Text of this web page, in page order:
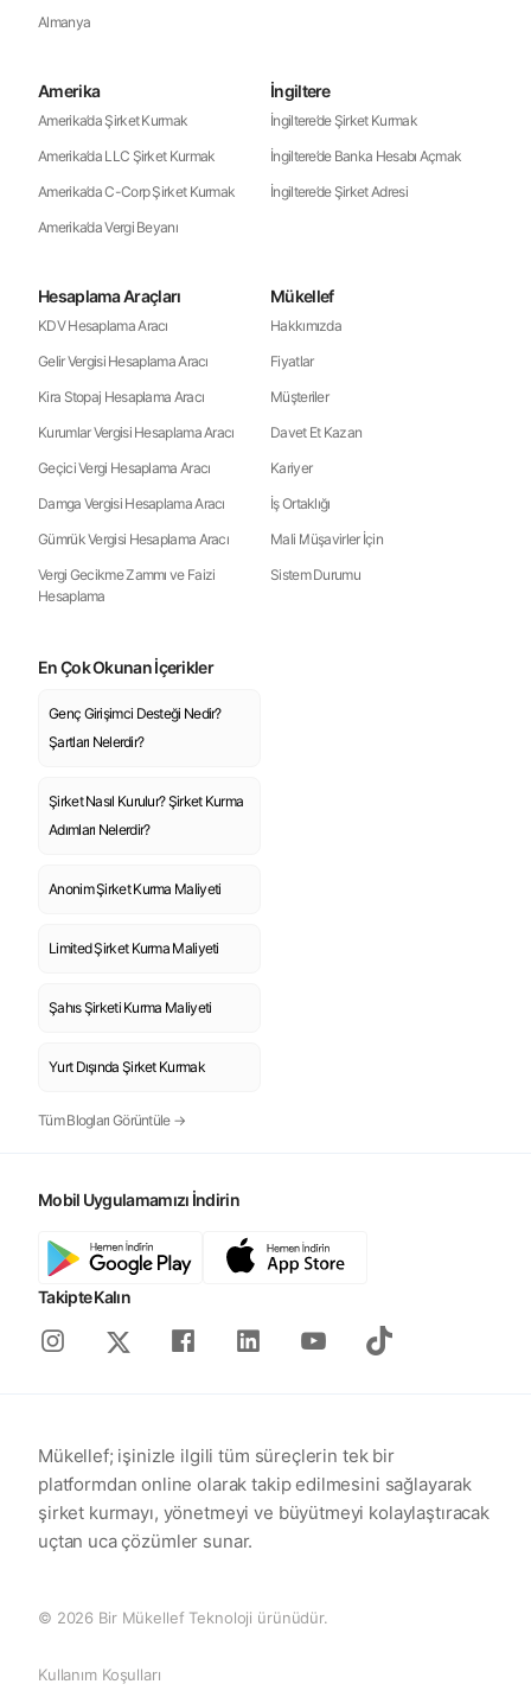
Almanya
Amerika
Amerika’da Şirket Kurmak
Amerika’da LLC Şirket Kurmak
Amerika’da C-Corp Şirket Kurmak
Amerika’da Vergi Beyanı
İngiltere
İngiltere’de Şirket Kurmak
İngiltere’de Banka Hesabı Açmak
İngiltere’de Şirket Adresi
Hesaplama Araçları
KDV Hesaplama Aracı
Gelir Vergisi Hesaplama Aracı
Kira Stopaj Hesaplama Aracı
Kurumlar Vergisi Hesaplama Aracı
Geçici Vergi Hesaplama Aracı
Damga Vergisi Hesaplama Aracı
Gümrük Vergisi Hesaplama Aracı
Vergi Gecikme Zammı ve Faizi
Hesaplama
Mükellef
Hakkımızda
Fiyatlar
Müşteriler
Davet Et Kazan
Kariyer
İş Ortaklığı
Mali Müşavirler İçin
Sistem Durumu
En Çok Okunan İçerikler
Genç Girişimci Desteği Nedir?
Şartları Nelerdir?
Şirket Nasıl Kurulur? Şirket Kurma
Adımları Nelerdir?
Anonim Şirket Kurma Maliyeti
Limited Şirket Kurma Maliyeti
Şahıs Şirketi Kurma Maliyeti
Yurt Dışında Şirket Kurmak
Tüm Blogları Görüntüle →
Mobil Uygulamamızı İndirin
Takipte Kalın
Instagram
X FacebookLinkedinYoutubeTiktok
Mükellef; işinizle ilgili tüm süreçlerin tek bir
platformdan online olarak takip edilmesini sağlayarak
şirket kurmayı, yönetmeyi ve büyütmeyi kolaylaştıracak
uçtan uca çözümler sunar.
© 2026 Bir Mükellef Teknoloji ürünüdür.
Kullanım Koşulları